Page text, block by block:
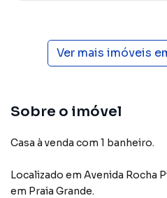
Ver mais imóveis
Sobre o imóvel
Casa à venda com 1 banheiro.
Localizado em Avenida Rocha
em Praia Grande.